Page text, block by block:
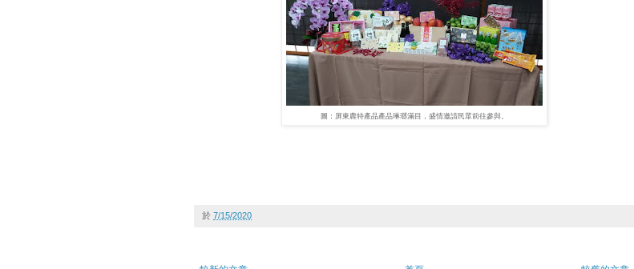
圖：屏東農特產品產品琳瑯滿目，盛情邀請民眾前往參與。
於 7/15/2020